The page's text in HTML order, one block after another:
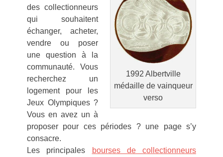
1992 Albertville
médaille de vainqueur
verso
des collectionneurs
qui souhaitent
échanger, acheter,
vendre ou poser
une question à la
communauté. Vous
recherchez un
logement pour les
Jeux Olympiques ?
Vous en avez un à
proposer pour ces périodes ? une page s’y
consacre.
Les principales
bourses de collectionneurs